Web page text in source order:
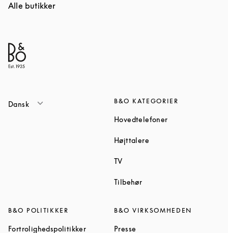
Alle butikker
Dansk B&O KATEGORIER
HovedtelefonerLink Opens in
Højttalere
TVLink Opens in New Tab
TilbehørLink Opens in New Tab
B&O POLITIKKER
FortrolighedspolitikkerLink Opens in New Tab
B&O VIRKSOMHEDEN
Presse